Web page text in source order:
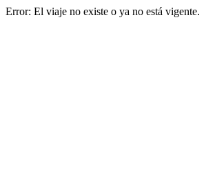
Error: El viaje no existe o ya no está vigente.